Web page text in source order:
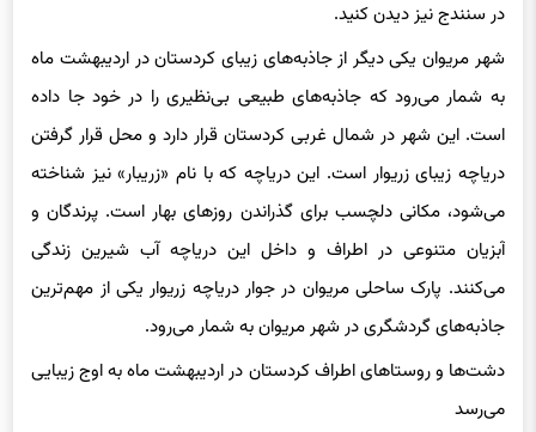
در سنندج نیز دیدن کنید.
شهر مریوان یکی دیگر از جاذبه‌های زیبای کردستان در اردیبهشت ماه
به شمار می‌رود که جاذبه‌های طبیعی بی‌نظیری را در خود جا داده
است. این شهر در شمال غربی کردستان قرار دارد و محل قرار گرفتن
دریاچه زیبای زریوار است. این دریاچه که با نام «زریبار» نیز شناخته
می‌شود، مکانی دلچسب برای گذراندن روزهای بهار است. پرندگان و
آبزیان متنوعی در اطراف و داخل این دریاچه آب شیرین زندگی
می‌کنند. پارک ساحلی مریوان در جوار دریاچه زریوار یکی از مهم‌ترین
جاذبه‌های گردشگری در شهر مریوان به شمار می‌رود.
دشت‌ها و روستاهای اطراف کردستان در اردیبهشت ماه به اوج زیبایی
می‌رسد